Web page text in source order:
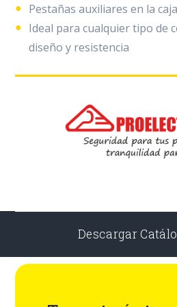
Pestañas auxiliares en la
Ideal para cualquier tipo de
diseño y resistencia
Descargar